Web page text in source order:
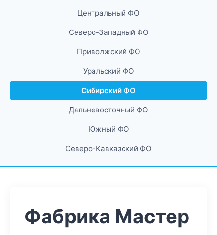
Центральный ФО
Северо-Западный ФО
Приволжский ФО
Уральский ФО
Сибирский ФО
Дальневосточный ФО
Южный ФО
Северо-Кавказский ФО
Фабрика Мастер